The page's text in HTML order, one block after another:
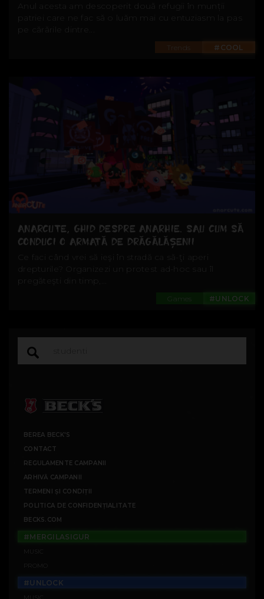
Anul acesta am descoperit două refugii în munții
patriei care ne fac să o luăm mai cu entuziasm la pas
pe cărările dintre...
#COOL
Trends
ANARCUTE, GHID DESPRE ANARHIE. SAU CUM SĂ
CONDUCI O ARMATĂ DE DRĂGĂLĂŞENII
Ce faci când vrei să ieşi în stradă ca să-ţi aperi
drepturile? Organizezi un protest ad-hoc sau îl
pregăteşti din timp,...
#UNLOCK
Games
BEREA BECK'S
CONTACT
REGULAMENTE CAMPANII
ARHIVĂ CAMPANII
TERMENI ȘI CONDIȚII
POLITICA DE CONFIDENȚIALITATE
BECKS.COM
#MERGILASIGUR
#UNLOCK